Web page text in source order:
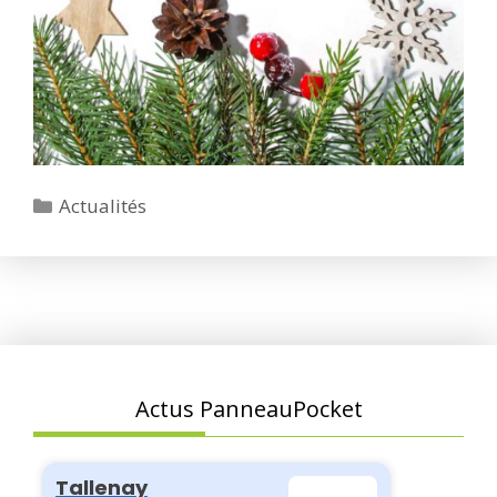
Catégories
Actualités
Actus PanneauPocket